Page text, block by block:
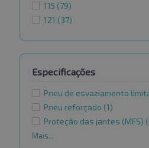
115 (79)
121 (37)
Especificações
Pneu de esvaziamento
Pneu reforçado (1)
Proteção das jantes (MFS)
Mais...